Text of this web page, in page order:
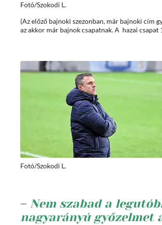
Fotó/Szokodi L.
(Az előző bajnoki szezonban, már bajnoki cím
az akkor már bajnok csapatnak. A hazai
Fotó/Szokodi L.
– Nem szabad a
nagyarányú